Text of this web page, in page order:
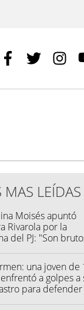
MAS LEÍDAS
Moisés apuntó
Rivarola por la
del PJ: "Son
una joven de
a golpes a
para defender